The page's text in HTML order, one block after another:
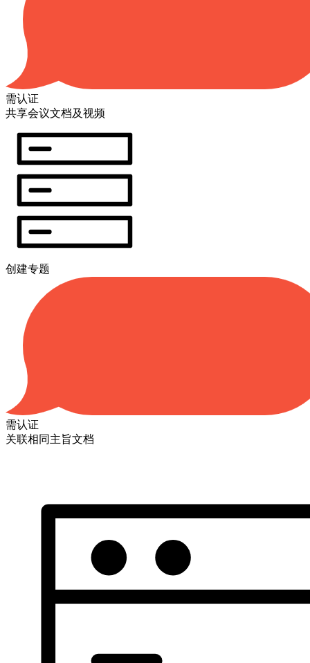
需认证
共享会议文档及视频
创建专题
需认证
关联相同主旨文档